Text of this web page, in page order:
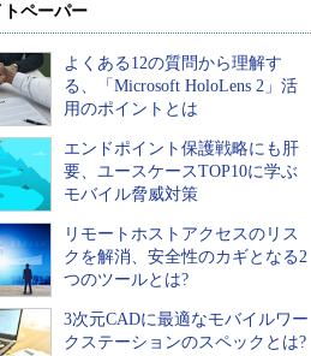
ペーパー
よくある12の質問から理解す
る、「Microsoft HoloLens 2」活
用のポイントとは
エンドポイント保護戦略にも肝
要、ユースケースTOP10に学ぶ
モバイル脅威対策
リモートホストアクセスのリス
クを解消、安全性のカギとなる2
つのツールとは?
3次元CADに最適なモバイルワー
クステーションのスペックとは?